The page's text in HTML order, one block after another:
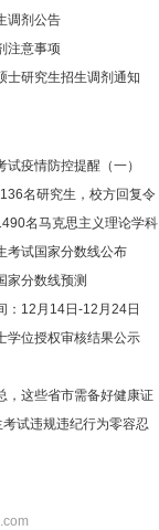
调剂公告
注意事项
士研究生招生调剂通知
疫情防控提醒（一）
名研究生，校方回复令
名马克思主义理论学科
考试国家分数线公布
家分数线预测
：12月14日-12月24日
学位授权审核结果公示
，这些省市需备好健康证
试违规违纪行为零容忍